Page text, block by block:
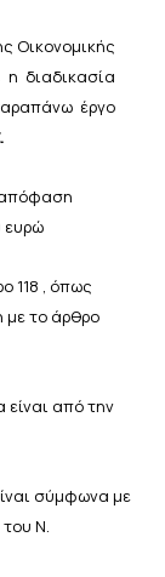
Οικονομικής
η διαδικασία
έργο
ευρώ
118 , όπως
μετο άρθρο
από την
σύμφωνα με
Ν.